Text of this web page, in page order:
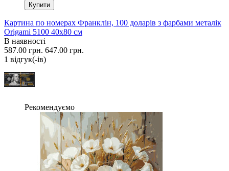
Купити
Картина по номерах Франклін, 100 доларів з фарбами металік
Origami 5100 40x80 см
В наявності
587.00 грн. 647.00 грн.
1 вiдгук(-iв)
Рекомендуємо